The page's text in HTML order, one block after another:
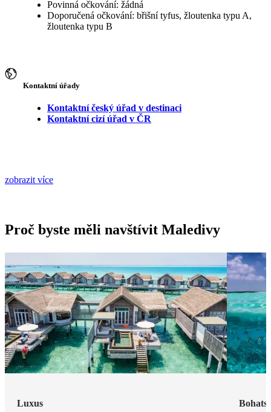
Povinná očkování: žádná
Doporučená očkování: břišní tyfus, žloutenka typu A,
žloutenka typu B
Kontaktní úřady
Kontaktní český úřad v destinaci
Kontaktní cizí úřad v ČR
zobrazit více
Proč byste měli navštívit Maledivy
Luxus